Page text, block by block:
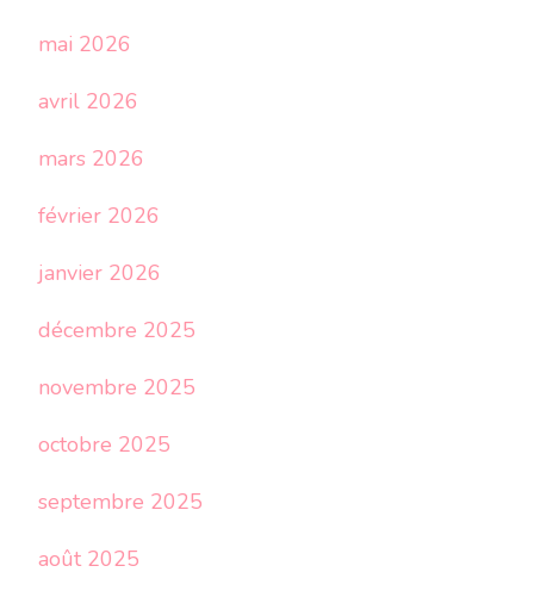
mai 2026
avril 2026
mars 2026
février 2026
janvier 2026
décembre 2025
novembre 2025
octobre 2025
septembre 2025
août 2025